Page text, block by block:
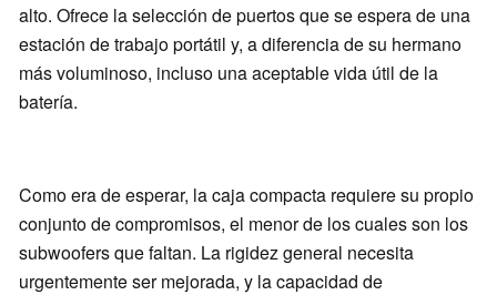
alto. Ofrece la selección de puertos que se espera de una
estación de trabajo portátil y, a diferencia de su hermano
más voluminoso, incluso una aceptable vida útil de la
batería.
Como era de esperar, la caja compacta requiere su propio
conjunto de compromisos, el menor de los cuales son los
subwoofers que faltan. La rigidez general necesita
urgentemente ser mejorada, y la capacidad de